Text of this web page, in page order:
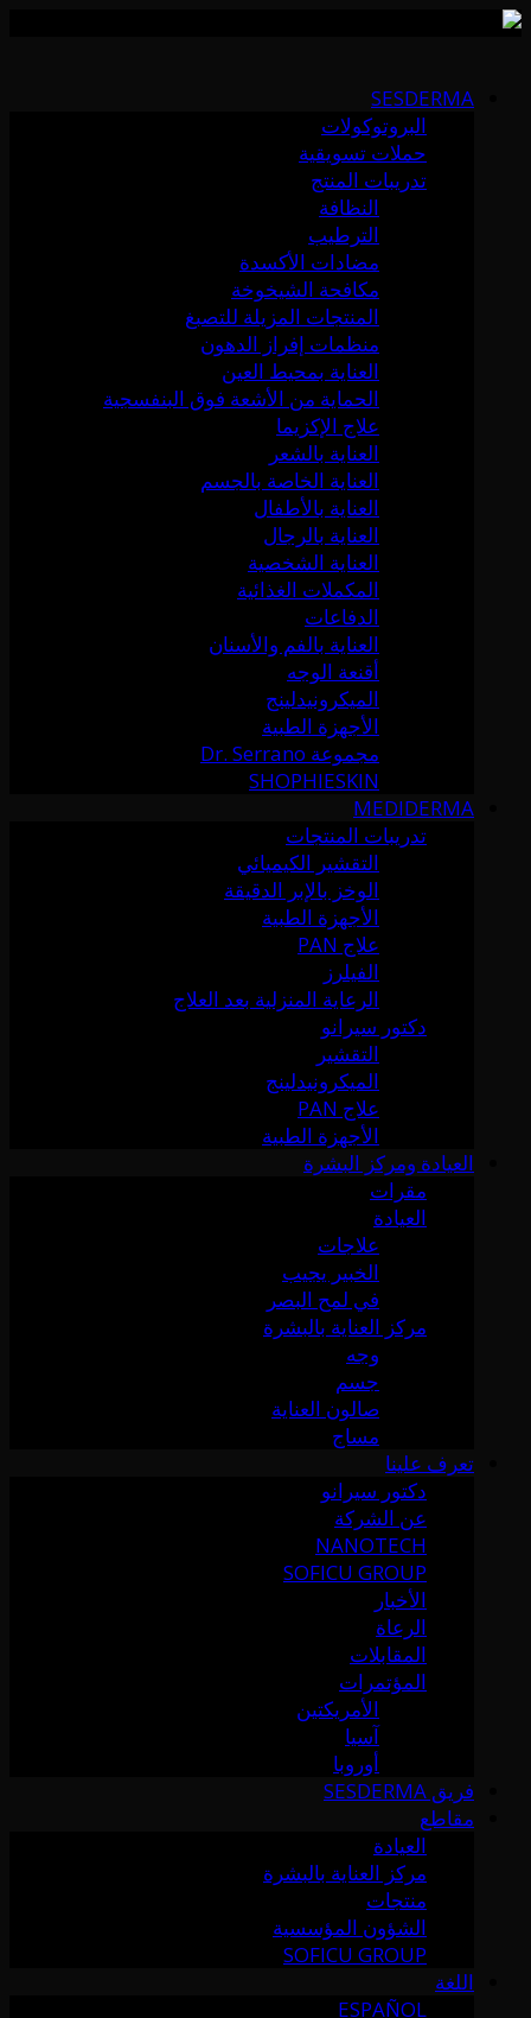
content
SESDERMA
البروتوكولات
حملات تسويقية
تدريبات المنتج
النظافة
الترطيب
مضادات الأكسدة
مكافحة الشيخوخة
المنتجات المزيلة للتصبغ
منظمات إفراز الدهون
العناية بمحيط العين
الحماية من الأشعة فوق البنفسجية
علاج الإكزيما
العناية بالشعر
العناية الخاصة بالجسم
العناية بالأطفال
العناية بالرجال
العناية الشخصية
المكملات الغذائية
الدفاعات
العناية بالفم والأسنان
أقنعة الوجه
الميكرونيدلينج
الأجهزة الطبية
مجموعة Dr. Serrano
SHOPHIESKIN
MEDIDERMA
تدريبات المنتجات
التقشير الكيميائي
الوخز بالإبر الدقيقة
الأجهزة الطبية
علاج PAN
الفيلرز
الرعاية المنزلية بعد العلاج
دكتور سيرانو
التقشير
الميكرونيدلينج
علاج PAN
الأجهزة الطبية
العيادة ومركز البشرة
مقرات
العيادة
علاجات
الخبير يجيب
في لمح البصر
مركز العناية بالبشرة
وجه
جسم
صالون العناية
مساج
تعرف علينا
دكتور سيرانو
عن الشركة
NANOTECH
SOFICU GROUP
الأخبار
الرعاة
المقابلات
المؤتمرات
الأمريكتين
آسيا
أوروبا
فريق SESDERMA
مقاطع
العيادة
مركز العناية بالبشرة
منتجات
الشؤون المؤسسية
SOFICU GROUP
اللغة
ESPAÑOL